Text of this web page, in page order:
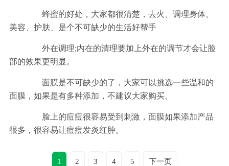
蜂蜜的好处，大家都很清楚，去火、调理身体、
美容、护肤、是个不可缺少的生活好帮手
外在调理;内在的清理要加上外在的调节才会让脸
部的效果更明显。
面膜是不可缺少的了，大家可以挑选一些温和的
面膜，如果是有多种添加，不建议大家购买。
脸上的痘痘很容易受到刺激，面膜如果添加产品
很多，很容易让痘痘发炎红肿。
1 2 3 4 5 下一页